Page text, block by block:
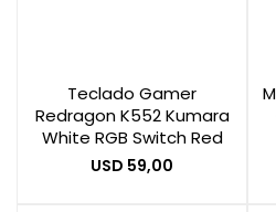
Teclado Gamer
Redragon K552 Kumara
White RGB Switch Red
USD 59,00